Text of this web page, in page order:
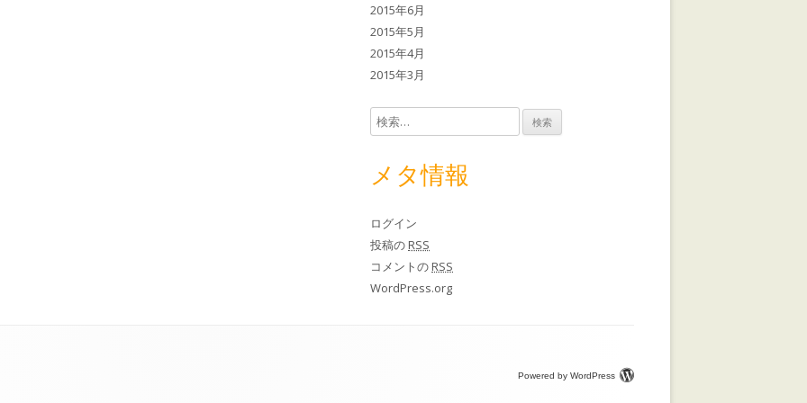
2015年6月
2015年5月
2015年4月
2015年3月
検索:
メタ情報
ログイン
投稿のRSS
コメントのRSS
WordPress.org
Powered by WordPress